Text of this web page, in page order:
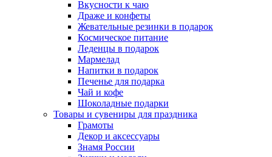
Вкусности к чаю
Драже и конфеты
Жевательные резинки в подарок
Космическое питание
Леденцы в подарок
Мармелад
Напитки в подарок
Печенье для подарка
Чай и кофе
Шоколадные подарки
Товары и сувениры для праздника
Грамоты
Декор и аксессуары
Знамя России